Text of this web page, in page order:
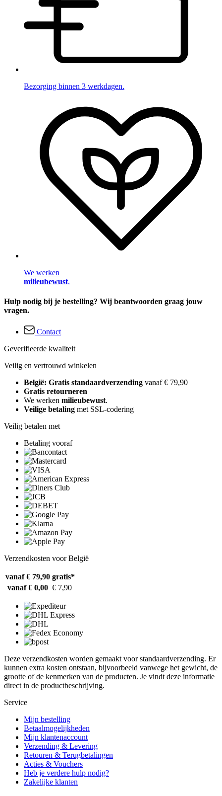
Bezorging binnen 3 werkdagen.
We werken
milieubewust.
Hulp nodig bij je bestelling? Wij beantwoorden graag jouw
vragen.
Contact
Geverifieerde kwaliteit
Veilig en vertrouwd winkelen
België: Gratis standaardverzending vanaf € 79,90
Gratis retourneren
We werken milieubewust.
Veilige betaling met SSL-codering
Veilig betalen met
Betaling vooraf
Verzendkosten voor België
vanaf € 79,90 gratis*
vanaf € 0,00 € 7,90
Deze verzendkosten worden gemaakt voor standaardverzending. Er
kunnen extra kosten ontstaan, bijvoorbeeld vanwege het gewicht, de
grootte of de kenmerken van de producten. Je vindt deze informatie
direct in de productbeschrijving.
Service
Mijn bestelling
Betaalmogelijkheden
Mijn klantenaccount
Verzending & Levering
Retouren & Terugbetalingen
Acties & Vouchers
Heb je verdere hulp nodig?
Zakelijke klanten